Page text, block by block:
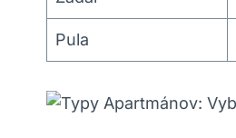
Pula